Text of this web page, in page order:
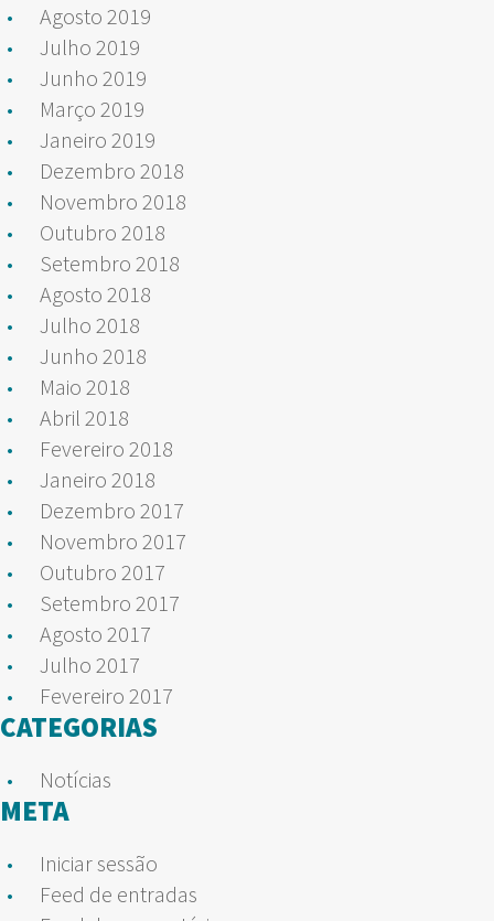
Agosto 2019
Julho 2019
Junho 2019
Março 2019
Janeiro 2019
Dezembro 2018
Novembro 2018
Outubro 2018
Setembro 2018
Agosto 2018
Julho 2018
Junho 2018
Maio 2018
Abril 2018
Fevereiro 2018
Janeiro 2018
Dezembro 2017
Novembro 2017
Outubro 2017
Setembro 2017
Agosto 2017
Julho 2017
Fevereiro 2017
CATEGORIAS
Notícias
META
Iniciar sessão
Feed de entradas